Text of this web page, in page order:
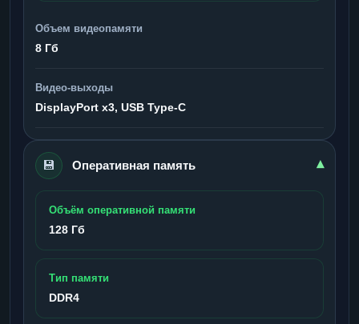
Объем видеопамяти
8 Гб
Видео-выходы
DisplayPort x3, USB Type-C
💾 Оперативная память ▾
Объём оперативной памяти
128 Гб
Тип памяти
DDR4